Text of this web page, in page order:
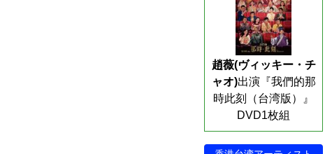
趙薇(ヴィッキー・チ
ャオ)出演『我們的那
時此刻（台湾版）』
DVD1枚組